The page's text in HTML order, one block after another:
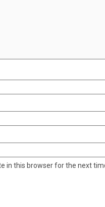
in this browser for the next